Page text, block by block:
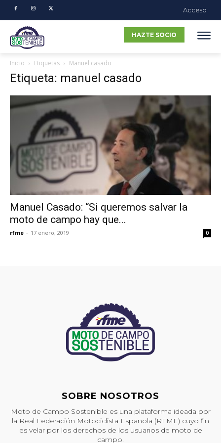
Acceso
HAZTE SOCIO
Inicio Etiquetas Manuel casado
Etiqueta: manuel casado
Manuel Casado: “Si queremos salvar la
moto de campo hay que...
rfme - 17 enero, 2019 0
SOBRE NOSOTROS
Moto de Campo Sostenible es una plataforma ideada por
la Real Federación Motociclista Española (RFME) cuyo fin
es velar por los derechos de los usuarios de moto de
campo.